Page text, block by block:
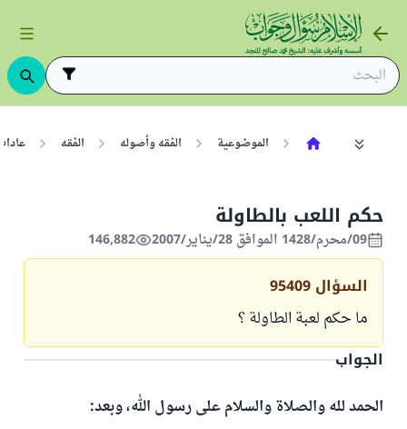
الموضوعية الفقه وأصوله الفقه
حكم اللعب بالطاولة
09/محرم/1428 الموافق 28/يناير/2007 146,882
السؤال 95409
ما حكم لعبة الطاولة ؟
الجواب
الحمد لله والصلاة والسلام على رسول الله، وبعد: